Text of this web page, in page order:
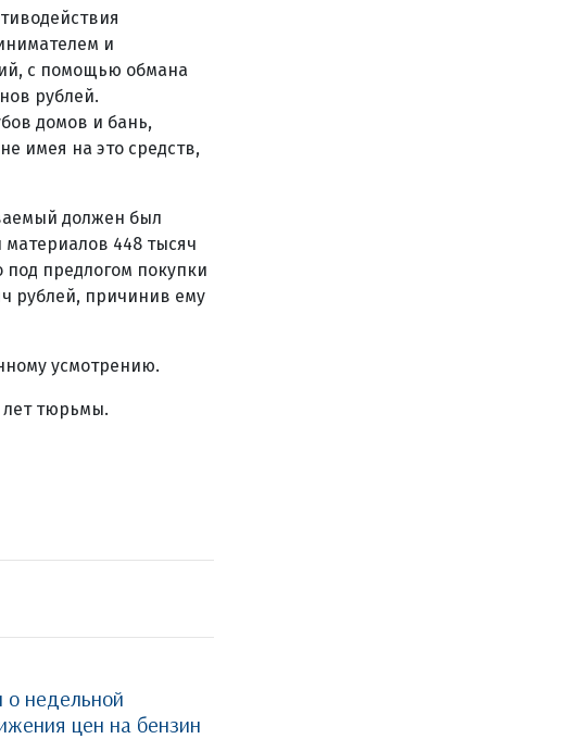
и
с помощью обмана
рублей.
домов и бань,
имея на это средств,
должен был
материалов 448 тысяч
под предлогом покупки
рублей, причинив ему
усмотрению.
лет тюрьмы.
недельной
цен на бензин